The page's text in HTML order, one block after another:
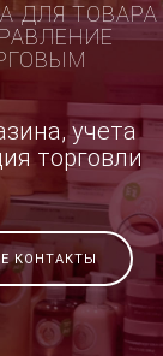
ДЛЯ ТОВАРА
учета
торговли
КОНТАКТЫ